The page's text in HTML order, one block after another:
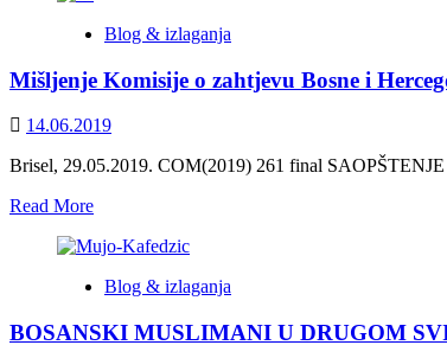
Blog & izlaganja
Mišljenje Komisije o zahtjevu Bosne i
14.06.2019
Brisel, 29.05.2019. COM(2019) 261 final
Read MoreRead
about
Komisije
zahtjevu
Blog & izlaganja
BOSANSKI MUSLIMANI U DRUGOM